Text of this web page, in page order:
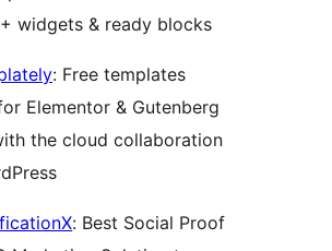
widgets & ready blocks
: Free templates
Elementor & Gutenberg
the cloud collaboration
: Best Social Proof